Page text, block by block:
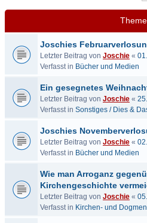
Joschies
Letzter Beitrag von Joschie «
Verfasst in Bücher und Medien
Ein gesegnetes
Letzter Beitrag von Joschie «
Verfasst in Sonstiges / Dies &
Joschies
Letzter Beitrag von Joschie «
Verfasst in Bücher und Medien
Wie man Arroganz
Kirchengeschichte
Letzter Beitrag von Joschie «
Verfasst in Kirchen- und